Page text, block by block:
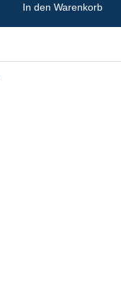
In den Warenkorb